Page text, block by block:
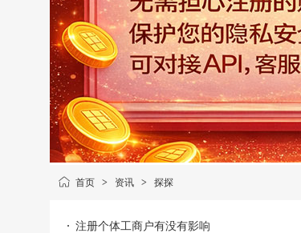
首页 > 资讯 > 探探
注册个体工商户有没有影响